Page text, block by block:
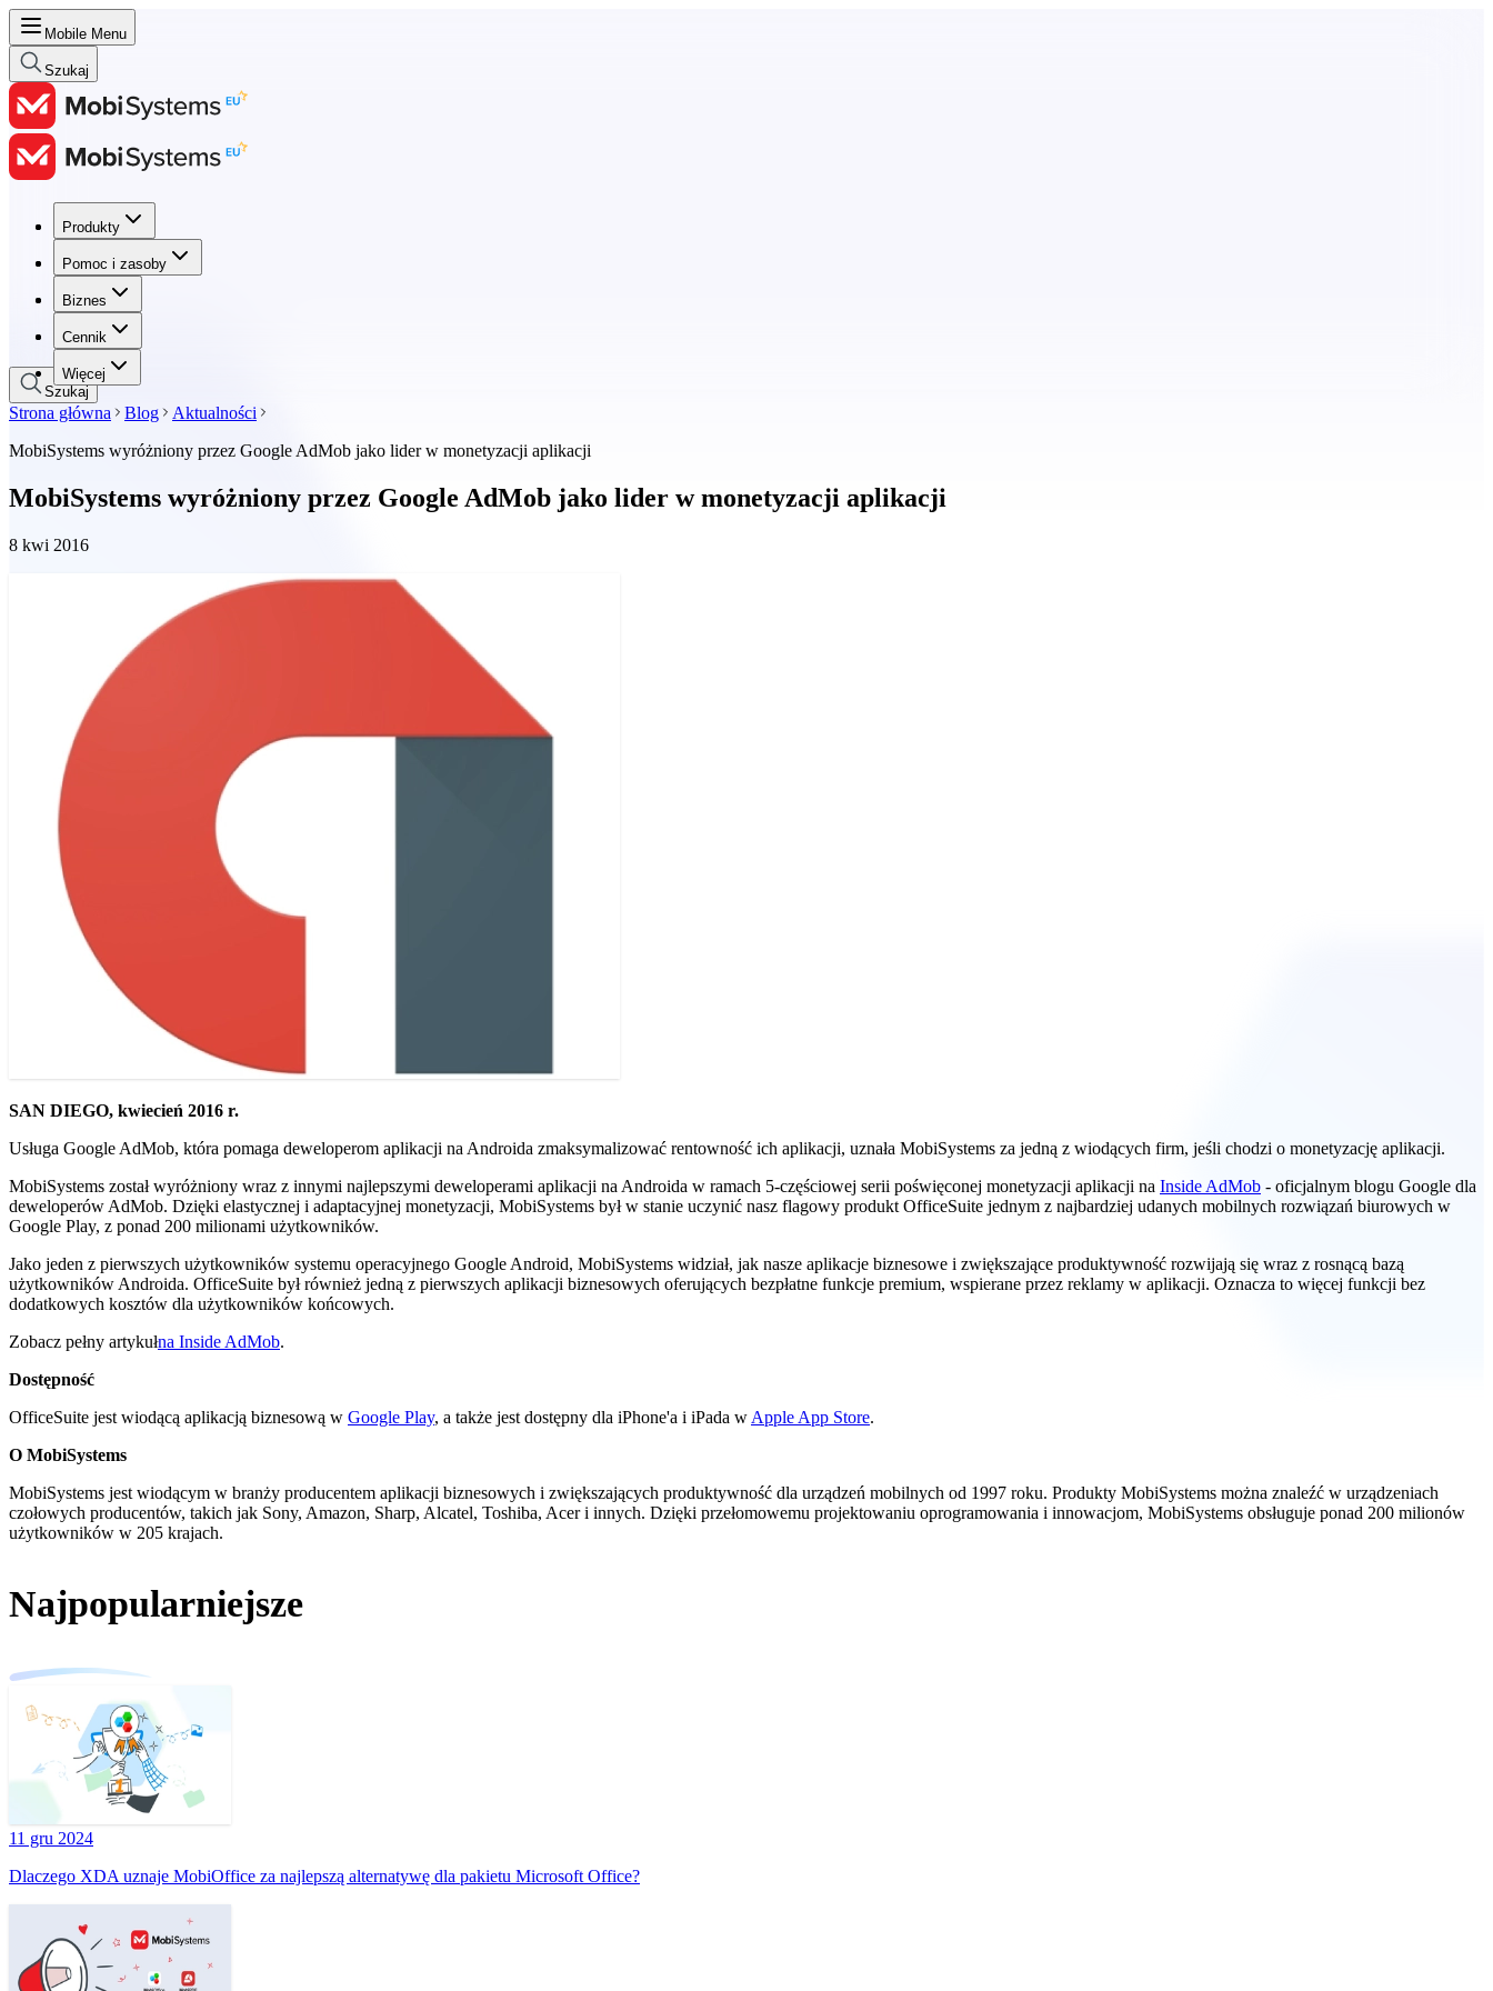
Mobile Menu
Szukaj
Produkty
Pomoc i zasoby
Biznes
Cennik
Więcej
Produkty
Pomoc i zasoby
Biznes
Cennik
Szukaj
Strona główna Blog
Aktualności
MobiSystems wyróżniony przez Google AdMob jako lider w monetyzacji aplikacji
MobiSystems wyróżniony przez Google AdMob jako lider w monetyzacji aplikacji
8 kwi 2016
SAN DIEGO, kwiecień 2016 r.
Usługa Google AdMob, która pomaga deweloperom aplikacji na Androida zmaksymalizować rentowność ich aplikacji, uznała MobiSystems za jedną z wiodących firm, jeśli chodzi o monetyzację aplikacji.
MobiSystems został wyróżniony wraz z innymi najlepszymi deweloperami aplikacji na Androida w ramach 5-częściowej serii poświęconej monetyzacji aplikacji na Inside AdMob - oficjalnym blogu Google dla
deweloperów AdMob. Dzięki elastycznej i adaptacyjnej monetyzacji, MobiSystems był w stanie uczynić nasz flagowy produkt OfficeSuite jednym z najbardziej udanych mobilnych rozwiązań biurowych w
Google Play, z ponad 200 milionami użytkowników.
Jako jeden z pierwszych użytkowników systemu operacyjnego Google Android, MobiSystems widział, jak nasze aplikacje biznesowe i zwiększające produktywność rozwijają się wraz z rosnącą bazą
użytkowników Androida. OfficeSuite był również jedną z pierwszych aplikacji biznesowych oferujących bezpłatne funkcje premium, wspierane przez reklamy w aplikacji. Oznacza to więcej funkcji bez
dodatkowych kosztów dla użytkowników końcowych.
Zobacz pełny artykułna Inside AdMob.
Dostępność
OfficeSuite jest wiodącą aplikacją biznesową w Google Play, a także jest dostępny dla iPhone'a i iPada w Apple App Store.
O MobiSystems
MobiSystems jest wiodącym w branży producentem aplikacji biznesowych i zwiększających produktywność dla urządzeń mobilnych od 1997 roku. Produkty MobiSystems można znaleźć w urządzeniach
czołowych producentów, takich jak Sony, Amazon, Sharp, Alcatel, Toshiba, Acer i innych. Dzięki przełomowemu projektowaniu oprogramowania i innowacjom, MobiSystems obsługuje ponad 200 milionów
użytkowników w 205 krajach.
Najpopularniejsze
11 gru 2024
Dlaczego XDA uznaje MobiOffice za najlepszą alternatywę dla pakietu Microsoft Office?